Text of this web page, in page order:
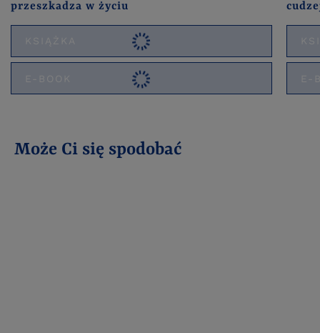
przeszkadza w życiu
KSIĄŻKA
E-BOOK E-
Może Ci się spodobać